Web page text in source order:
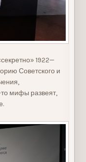
1922—
Советского и
то мифы развеят,